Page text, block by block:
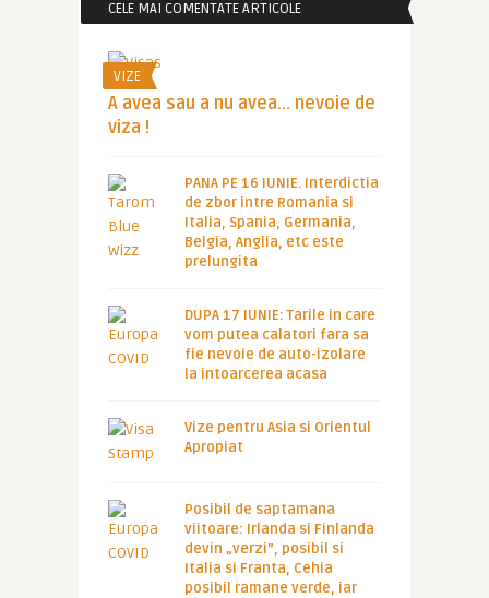
CELE MAI COMENTATE ARTICOLE
VIZE
A avea sau a nu avea… nevoie de
viza !
PANA PE 16 IUNIE. Interdictia
de zbor intre Romania si
Italia, Spania, Germania,
Belgia, Anglia, etc este
prelungita
DUPA 17 IUNIE: Tarile in care
vom putea calatori fara sa
fie nevoie de auto-izolare
la intoarcerea acasa
Vize pentru Asia si Orientul
Apropiat
Posibil de saptamana
viitoare: Irlanda si Finlanda
devin „verzi”, posibil si
Italia si Franta, Cehia
posibil ramane verde, iar